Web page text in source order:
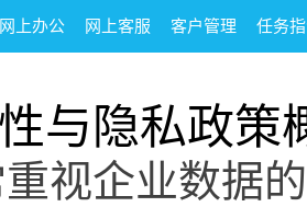
网上办公 网上客服 客户管理 任务
与隐私政策
视企业数据